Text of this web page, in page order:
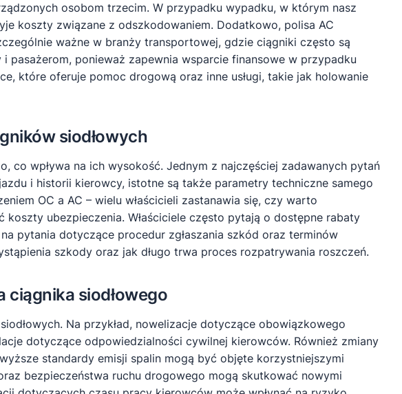
osobom trzecim. W przypadku wypadku, w którym nasz
koszty związane z odszkodowaniem. Dodatkowo, polisa AC
ważne w branży transportowej, gdzie ciągniki często są
pasażerom, ponieważ zapewnia wsparcie finansowe w przypadku
które oferuje pomoc drogową oraz inne usługi, takie jak holowanie
siodłowych
co wpływa na ich wysokość. Jednym z najczęściej zadawanych pytań
i historii kierowcy, istotne są także parametry techniczne samego
OC a AC – wielu właścicieli zastanawia się, czy warto
ubezpieczenia. Właściciele często pytają o dostępne rabaty
pytania dotyczące procedur zgłaszania szkód oraz terminów
szkody oraz jak długo trwa proces rozpatrywania roszczeń.
ciągnika siodłowego
Na przykład, nowelizacje dotyczące obowiązkowego
dotyczące odpowiedzialności cywilnej kierowców. Również zmiany
standardy emisji spalin mogą być objęte korzystniejszymi
bezpieczeństwa ruchu drogowego mogą skutkować nowymi